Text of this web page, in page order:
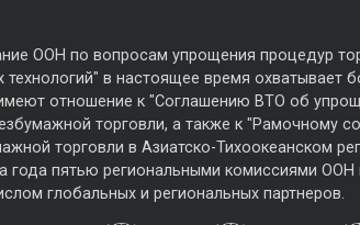
ООН по вопросам упрощения процедур
в настоящее время охватывает
отношение к "Соглашению ВТО об
торговли, а также к "Рамочному
торговли в Азиатско-Тихоокеанском
года пятью региональными комиссиями
глобальных и региональных партнеров.